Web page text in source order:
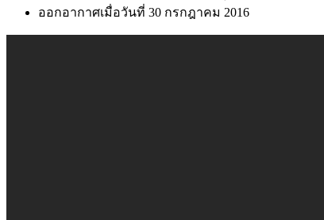
ออกอากาศเมื่อวันที่ 30 กรกฎาคม 2016